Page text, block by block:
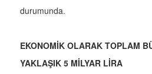
durumunda.
EKONOMİK OLARAK TOPLAM
YAKLAŞIK 5 MİLYAR LİRA